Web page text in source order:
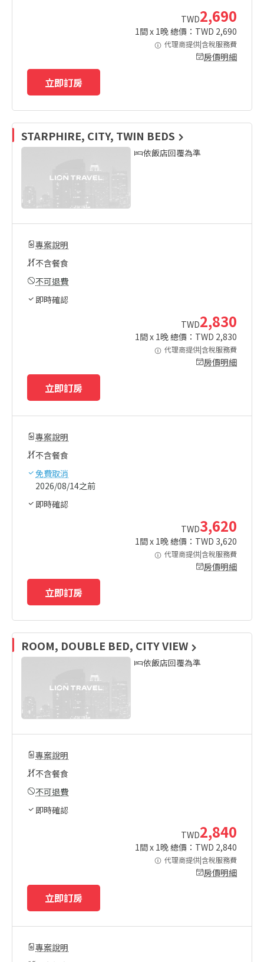
TWD2,690
1間 x 1晚 總價：TWD 2,690
代理商提供|含稅服務費
房價明細
立即訂房
STARPHIRE, CITY, TWIN BEDS
依飯店回覆為準
專案說明
不含餐食
不可退費
即時確認
TWD2,830
1間 x 1晚 總價：TWD 2,830
代理商提供|含稅服務費
房價明細
立即訂房
專案說明
不含餐食
免費取消
2026/08/14之前
即時確認
TWD3,620
1間 x 1晚 總價：TWD 3,620
代理商提供|含稅服務費
房價明細
立即訂房
ROOM, DOUBLE BED, CITY VIEW
依飯店回覆為準
專案說明
不含餐食
不可退費
即時確認
TWD2,840
1間 x 1晚 總價：TWD 2,840
代理商提供|含稅服務費
房價明細
立即訂房
專案說明